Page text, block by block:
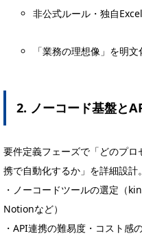
非公式ルール・独自
「業務の理想像」を明
2. ノーコード基盤と
要件定義フェーズで「どのプ
携で自動化するか」を詳細設計。
・ノーコードツールの選定（
Notionなど）
・API連携の難易度・コスト感